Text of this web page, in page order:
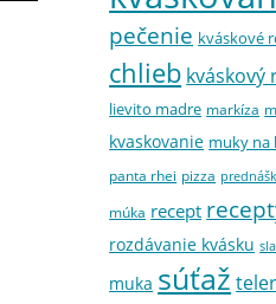
pečenie kváskové
chlieb kváskový
lievito madre markíza
kvaskovanie muky na
panta rhei pizza
múka recept
rozdávanie kvásku
muka súťaž